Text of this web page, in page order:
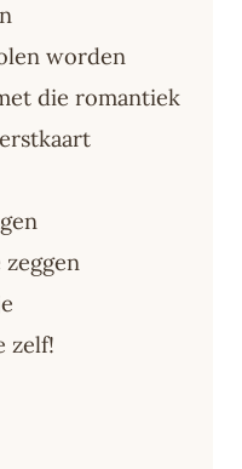
worden
die romantiek
zelf!